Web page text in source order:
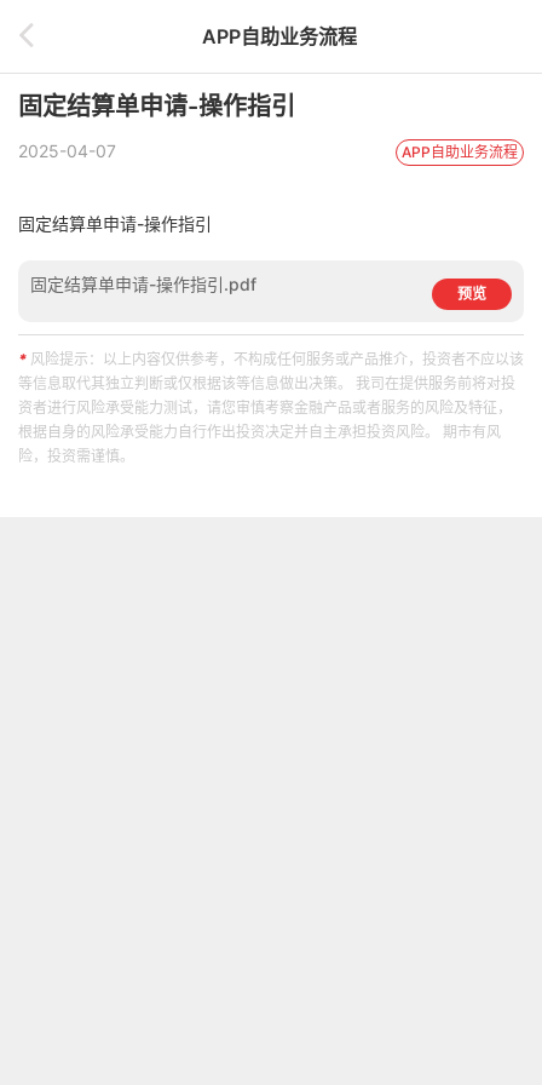
APP自助业务流程
固定结算单申请-操作指引
2025-04-07 APP自助业务流程
固定结算单申请-操作指引
固定结算单申请-操作指引.pdf 预览
* 风险提示：以上内容仅供参考，不构成任何服务或产品推介，投资者不应以该
等信息取代其独立判断或仅根据该等信息做出决策。 我司在提供服务前将对投
资者进行风险承受能力测试，请您审慎考察金融产品或者服务的风险及特征，
根据自身的风险承受能力自行作出投资决定并自主承担投资风险。 期市有风
险，投资需谨慎。